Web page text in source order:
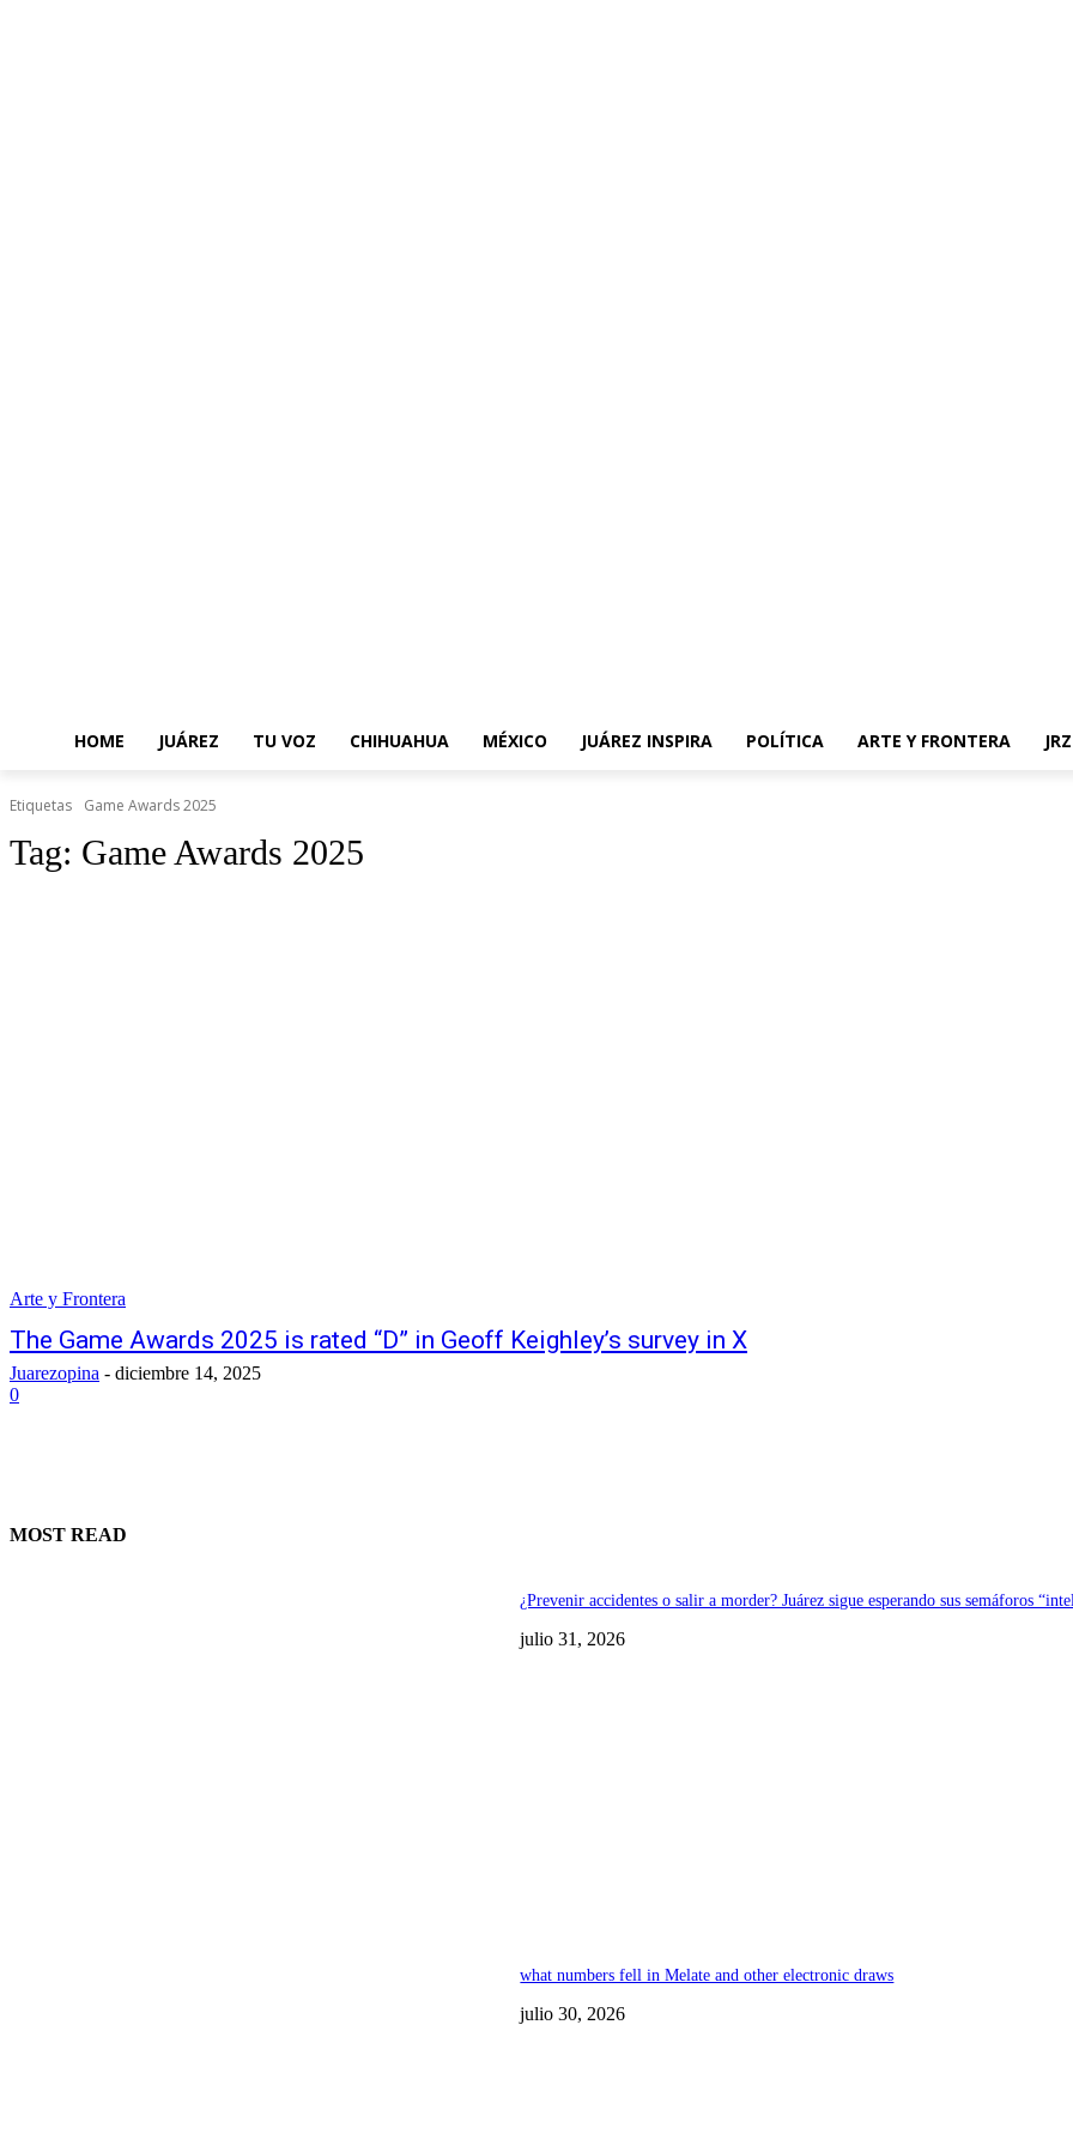
HOME JUÁREZ TU VOZ CHIHUAHUA MÉXICO JUÁREZ INSPIRA POLÍTICA ARTE Y FRONTERA
Etiquetas Game Awards 2025
Tag: Game Awards 2025
Arte y Frontera
The Game Awards 2025 is rated “D” in Geoff Keighley’s survey in X
Juarezopina - diciembre 14, 2025
0
MOST READ
¿Prevenir accidentes o salir a morder? Juárez sigue esperando sus semáforos
julio 31, 2026
what numbers fell in Melate and other electronic draws
julio 30, 2026